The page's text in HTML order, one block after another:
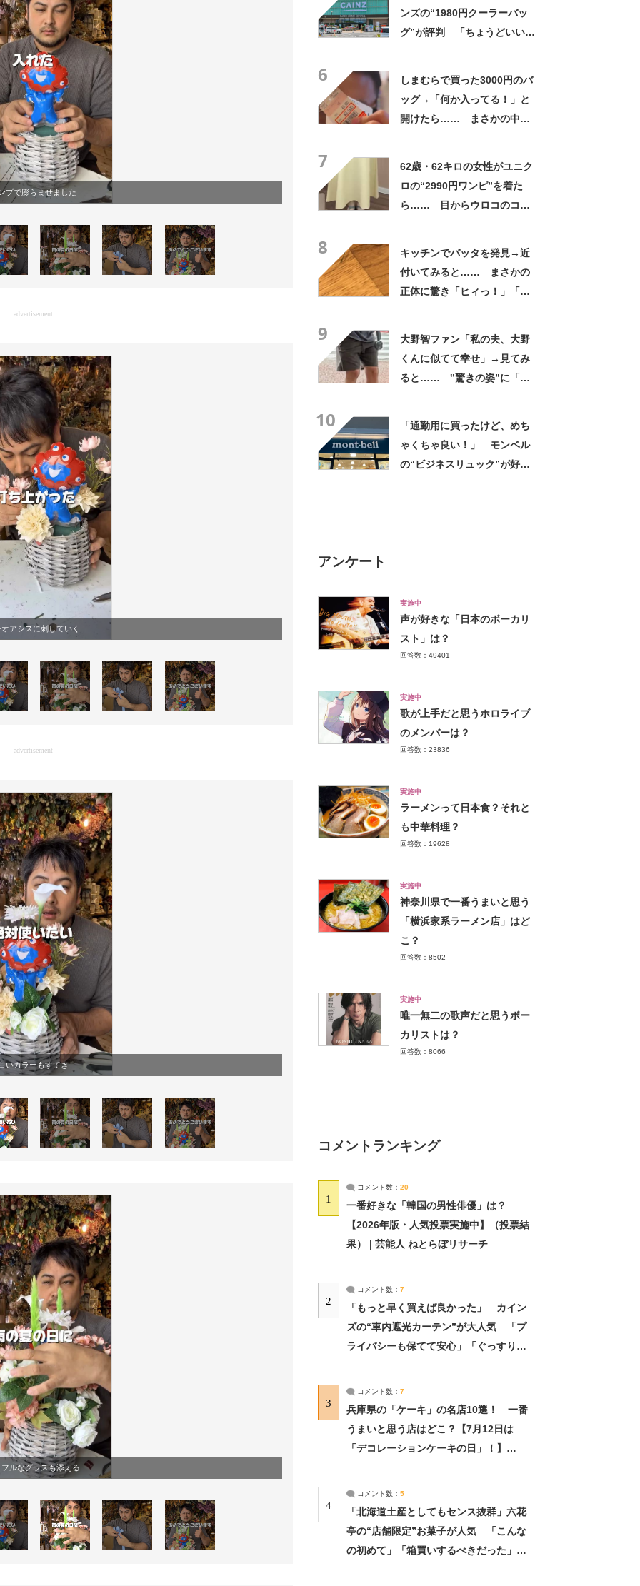
プで膨らませました
advertisement
アシスに刺していく
advertisement
いカラーもすてき
ルなグラスも添える
ンズの“1980円クーラーバッ
グ”が評判 「ちょうどいい大
6
しまむらで買った3000円のバ
ッグ→「何か入ってる！」と
開けたら…… まさかの中身
7
62歳・62キロの女性がユニク
ロの“2990円ワンピ”を着た
ら…… 目からウロコのコー
8
キッチンでバッタを発見→近
付いてみると…… まさかの
正体に驚き「ヒィっ！」「心
9
大野智ファン「私の夫、大野
くんに似てて幸せ」→見てみ
ると…… ‟驚きの姿”に「最
10
「通勤用に買ったけど、めち
ゃくちゃ良い！」 モンベル
の“ビジネスリュック”が好
アンケート
実施中
声が好きな「日本のボーカリ
スト」は？
回答数：49401
実施中
歌が上手だと思うホロライブ
のメンバーは？
回答数：23836
実施中
ラーメンって日本食？それと
も中華料理？
回答数：19628
実施中
神奈川県で一番うまいと思う
「横浜家系ラーメン店」はど
こ？
回答数：8502
実施中
唯一無二の歌声だと思うボー
カリストは？
回答数：8066
コメントランキング
1
コメント数： 20
一番好きな「韓国の男性俳優」は？
【2026年版・人気投票実施中】（投票結
果） | 芸能人 ねとらぼリサーチ
2
コメント数： 7
「もっと早く買えば良かった」 カイン
ズの“車内遮光カーテン”が大人気 「プ
ライバシーも保てて安心」「ぐっすり眠
3
コメント数： 7
兵庫県の「ケーキ」の名店10選！ 一番
うまいと思う店はどこ？【7月12日は
「デコレーションケーキの日」！】
4
コメント数： 5
「北海道土産としてもセンス抜群」六花
亭の“店舗限定”お菓子が人気 「こんな
の初めて」「箱買いするべきだった」